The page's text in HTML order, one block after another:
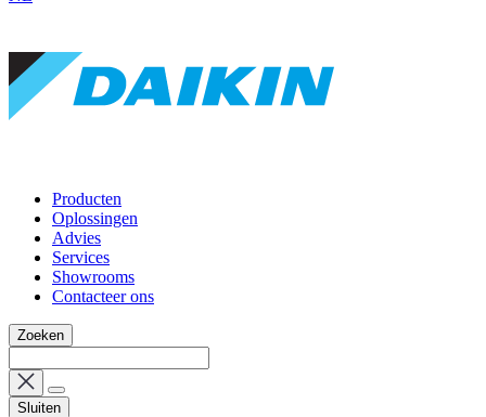
Producten
Oplossingen
Advies
Services
Showrooms
Contacteer ons
Zoeken
Sluiten